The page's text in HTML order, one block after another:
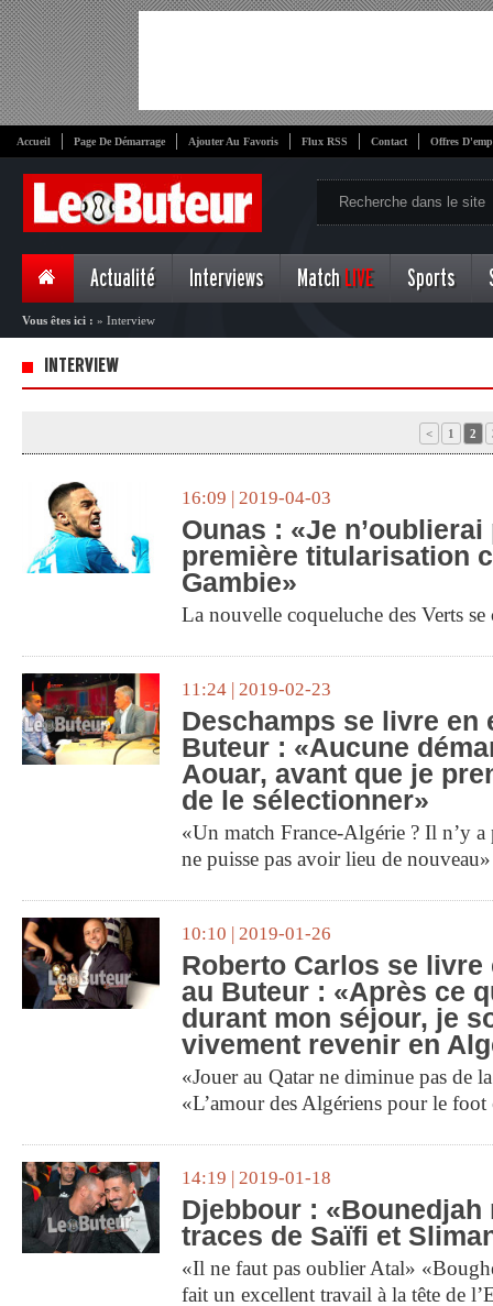
Accueil Page De Démarrage Ajouter Au Favoris Flux RSS Contact Offres
Actualité Interviews Match LIVE Sports
Vous êtes ici : » Interview
INTERVIEW
< 1 2
16:09 | 2019-04-03
Ounas : «Je n’oublierai
première titularisation
Gambie»
La nouvelle coqueluche des Verts
11:24 | 2019-02-23
Deschamps se livre en
Buteur : «Aucune
Aouar, avant que je
de le sélectionner»
«Un match France-Algérie ? Il n’y a
ne puisse pas avoir lieu de nouveau»
10:10 | 2019-01-26
Roberto Carlos se
au Buteur : «Après ce
durant mon séjour, je
vivement revenir en
«Jouer au Qatar ne diminue pas de
«L’amour des Algériens pour le foot
14:19 | 2019-01-18
Djebbour :
traces de Saïfi et
«Il ne faut pas oublier Atal»
fait un excellent travail à la tête de